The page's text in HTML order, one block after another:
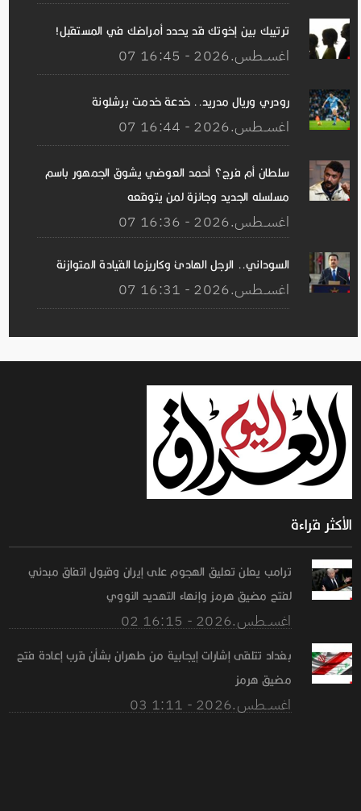
ترتيبك بين إخوتك قد يحدد أمراضك في المستقبل!
07 اغســطس.2026 - 16:45
رودري وريال مدريد.. خدعة خدمت برشلونة
07 اغســطس.2026 - 16:44
سلطان أم فرج؟ أحمد العوضي يشوق الجمهور باسم
مسلسله الجديد وجائزة لمن يتوقعه
07 اغســطس.2026 - 16:36
السوداني.. الرجل الهادئ وكاريزما القيادة المتوازنة
07 اغســطس.2026 - 16:31
الأكثر قراءة
ترامب يعلن تعليق الهجوم على إيران وقبول اتفاق مبدئي
لفتح مضيق هرمز وإنهاء التهديد النووي
02 اغســطس.2026 - 16:15
بغداد تتلقى إشارات إيجابية من طهران بشأن قرب إعادة فتح
مضيق هرمز
03 اغســطس.2026 - 1:11